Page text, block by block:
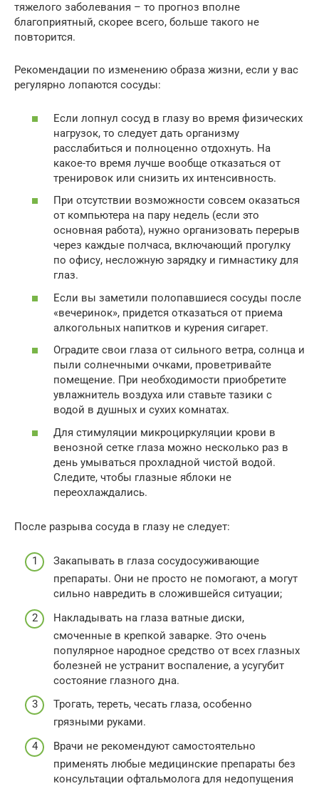
тяжелого заболевания – то прогноз вполне
благоприятный, скорее всего, больше такого не
повторится.
Рекомендации по изменению образа жизни, если у вас
регулярно лопаются сосуды:
Если лопнул сосуд в глазу во время физических
нагрузок, то следует дать организму
расслабиться и полноценно отдохнуть. На
какое-то время лучше вообще отказаться от
тренировок или снизить их интенсивность.
При отсутствии возможности совсем оказаться
от компьютера на пару недель (если это
основная работа), нужно организовать перерыв
через каждые полчаса, включающий прогулку
по офису, несложную зарядку и гимнастику для
глаз.
Если вы заметили полопавшиеся сосуды после
«вечеринок», придется отказаться от приема
алкогольных напитков и курения сигарет.
Оградите свои глаза от сильного ветра, солнца и
пыли солнечными очками, проветривайте
помещение. При необходимости приобретите
увлажнитель воздуха или ставьте тазики с
водой в душных и сухих комнатах.
Для стимуляции микроциркуляции крови в
венозной сетке глаза можно несколько раз в
день умываться прохладной чистой водой.
Следите, чтобы глазные яблоки не
переохлаждались.
После разрыва сосуда в глазу не следует:
Закапывать в глаза сосудосуживающие
препараты. Они не просто не помогают, а могут
сильно навредить в сложившейся ситуации;
Накладывать на глаза ватные диски,
смоченные в крепкой заварке. Это очень
популярное народное средство от всех глазных
болезней не устранит воспаление, а усугубит
состояние глазного дна.
Трогать, тереть, чесать глаза, особенно
грязными руками.
Врачи не рекомендуют самостоятельно
применять любые медицинские препараты без
консультации офтальмолога для недопущения